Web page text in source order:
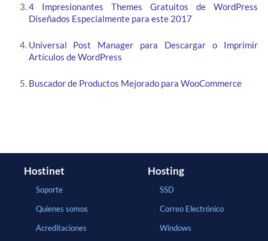
4 Impresionantes Themes Gratuitos de WordPress
Diseñados Especialmente para este 2017
Universal Post Manager para Descargar o Imprimir
Artículos de WordPress
Buscador de Productos Mejorado para WooCommerce
Hostinet
Soporte
Quienes somos
Acreditaciones
Hosting
SSD
Correo Electrónico
Windows